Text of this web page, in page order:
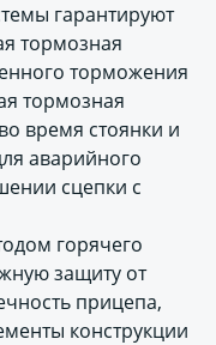
гарантируют
тормозная
торможения
тормозная
время стоянки и
аварийного
сцепки с
горячего
защиту от
прицепа,
конструкции